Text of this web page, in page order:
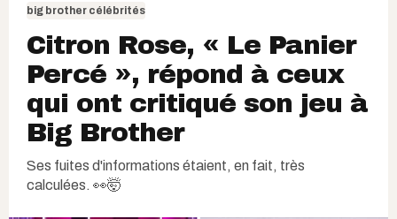
big brother célébrités
Citron Rose, « Le Panier
Percé », répond à ceux
qui ont critiqué son jeu à
Big Brother
Ses fuites d'informations étaient, en fait, très
calculées. 👀🤯